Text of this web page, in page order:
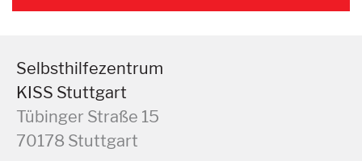
Selbsthilfezentrum
KISS Stuttgart
Tübinger Straße 15
70178 Stuttgart